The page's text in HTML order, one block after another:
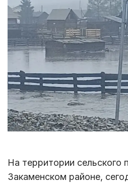
На территории сельского
Закаменском районе,